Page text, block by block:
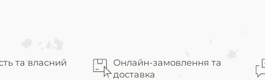
та власний
Онлайн-замовлення та
доставка